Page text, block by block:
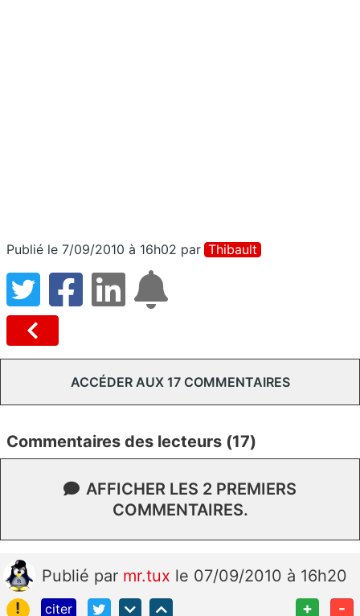
Publié le 7/09/2010 à 16h02 par Thibault
ACCÉDER AUX 17 COMMENTAIRES
Commentaires des lecteurs (17)
AFFICHER LES 2 PREMIERS
COMMENTAIRES.
Publié par mr.tux le 07/09/2010 à 16h20
!
citer + -